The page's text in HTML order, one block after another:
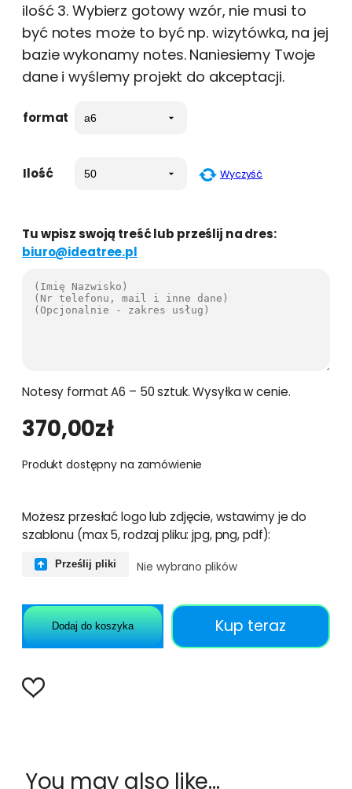
ilość 3. Wybierz gotowy wzór, nie musi to
być notes może to być np. wizytówka, na jej
bazie wykonamy notes. Naniesiemy Twoje
dane i wyślemy projekt do akceptacji.
format
Ilość Wyczyść
Tu wpisz swoją treść lub prześlij na dres:
biuro@ideatree.pl
Notesy format A6 – 50 sztuk. Wysyłka w cenie.
370,00zł
Produkt dostępny na zamówienie
Możesz przesłać logo lub zdjęcie, wstawimy je do
szablonu (max 5, rodzaj pliku: jpg, png, pdf):
Prześlij pliki Nie wybrano plików
Dodaj do koszyka Kup teraz
You may also like…